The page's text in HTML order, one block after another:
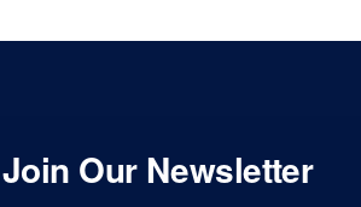
Join Our Newsletter